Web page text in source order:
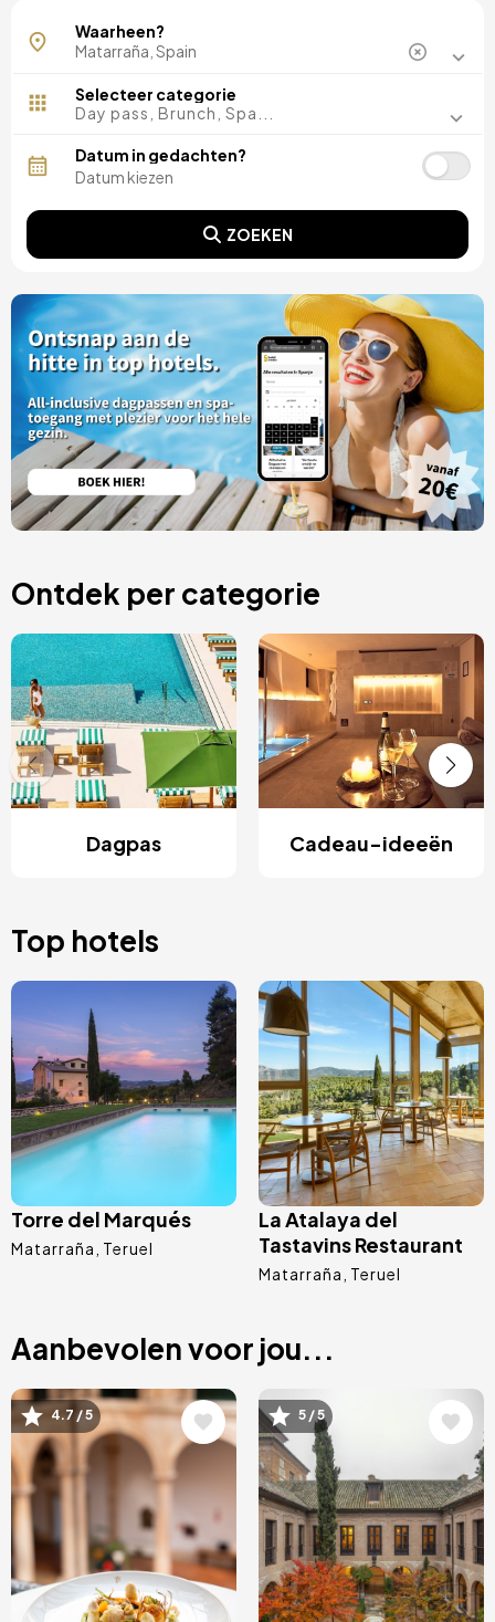
Waarheen?
Selecteer categorie
Day pass, Brunch, Spa...
Datum in gedachten?
ZOEKEN
Ontdek per categorie
Dagpas Cadeau-ideeën
Top hotels
Afbeelding
Torre del Marqués
Matarraña Teruel
Afbeelding
La Atalaya del
Tastavins Restaurant
Matarraña Teruel
Aanbevolen voor jou...
Afbeelding
4.7 / 5 Afbeelding
5 / 5